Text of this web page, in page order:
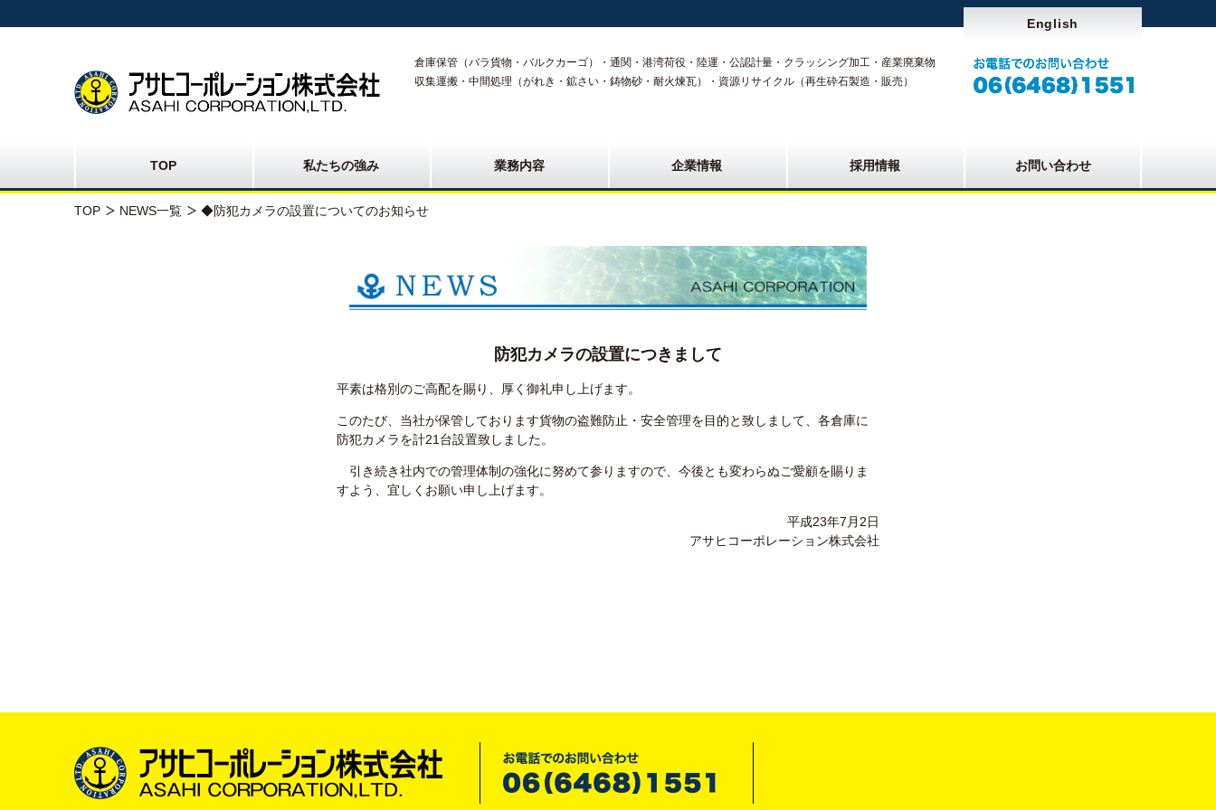
English
倉庫保管（バラ貨物・バルクカーゴ）・通関・港湾荷役・陸運・公認計量・クラッシング加工・産業廃棄物
収集運搬・中間処理（がれき・鉱さい・鋳物砂・耐火煉瓦）・資源リサイクル（再生砕石製造・販売）
TOP 私たちの強み 業務内容 企業情報 採用情報 お問い合わせ
TOP NEWS一覧 ◆防犯カメラの設置についてのお知らせ
防犯カメラの設置につきまして
平素は格別のご高配を賜り、厚く御礼申し上げます。
このたび、当社が保管しております貨物の盗難防止・安全管理を目的と致しまして、各倉庫に
防犯カメラを計21台設置致しました。
引き続き社内での管理体制の強化に努めて参りますので、今後とも変わらぬご愛顧を賜りま
すよう、宜しくお願い申し上げます。
平成23年7月2日
アサヒコーポレーション株式会社